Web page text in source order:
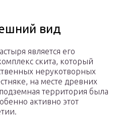
вид
является его
скита, который
нерукотворных
на месте древних
территория была
активно этот